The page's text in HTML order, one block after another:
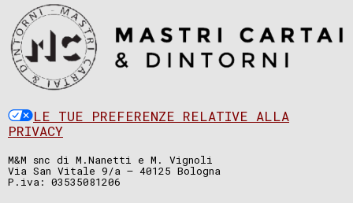
LE TUE PREFERENZE RELATIVE ALLA
PRIVACY
M&M snc di M.Nanetti e M. Vignoli
Via San Vitale 9/a – 40125 Bologna
P.iva: 03535081206